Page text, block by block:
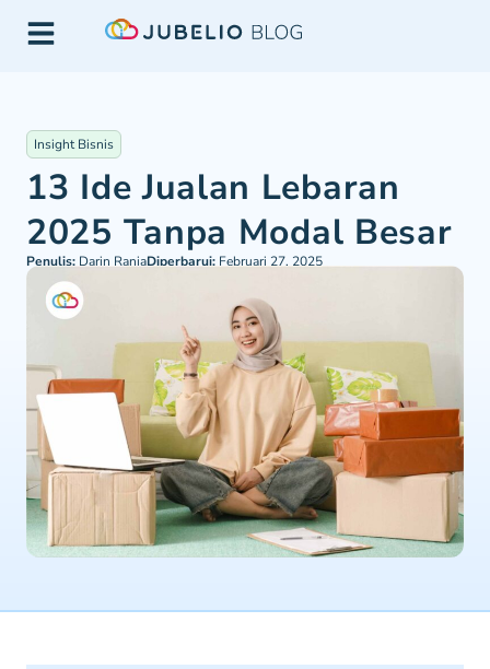
Insight Bisnis
13 Ide Jualan Lebaran
2025 Tanpa Modal Besar
Penulis: Darin RaniaDiperbarui: Februari 27, 2025